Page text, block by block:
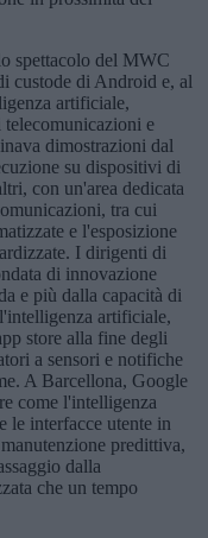
spettacolo del MWC
custode di Android e, al
artificiale,
telecomunicazioni e
dimostrazioni dal
su dispositivi di
con un'area dedicata
tra cui
e l'esposizione
I dirigenti di
di innovazione
e più dalla capacità di
artificiale,
store alla fine degli
a sensori e notifiche
A Barcellona, Google
come l'intelligenza
le interfacce utente in
predittiva,
dalla
che un tempo